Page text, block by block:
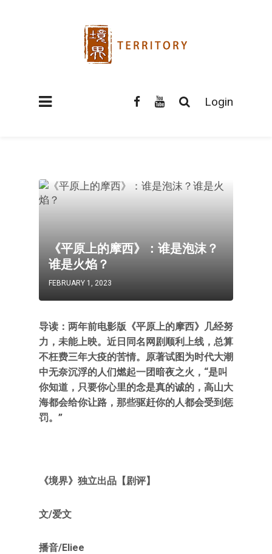
Login
《平原上的摩西》：谁是泡沫？
谁是火焰？
FEBRUARY 1, 2023
导读：两年前电影版《平原上的摩西》几经努
力，未能上映。近日同名网剧顺利上线，总算
不枉费三年大疫的苦情。原著试图为时代大潮
中无奈沉浮的人们燃起一团暗夜之火，“是叫
你知道，只要你心里的念是真的诚的，高山大
海都会给你让路，那些驱赶你的人都会受到惩
罚。”
《境界》独立出品【剧评】
文/爱文
播音/Eliee